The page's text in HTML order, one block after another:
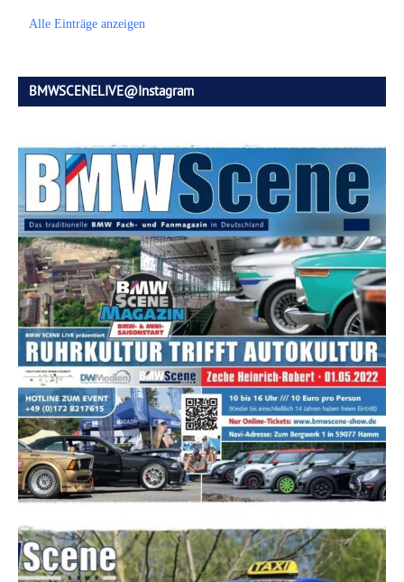
Alle Einträge anzeigen
BMWSCENELIVE@Instagram